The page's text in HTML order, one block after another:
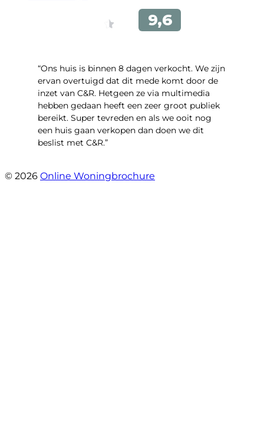
“Ons huis is binnen 8 dagen verkocht. We zijn
ervan overtuigd dat dit mede komt door de
inzet van C&R. Hetgeen ze via multimedia
hebben gedaan heeft een zeer groot publiek
bereikt. Super tevreden en als we ooit nog
een huis gaan verkopen dan doen we dit
beslist met C&R.”
© 2026 Online Woningbrochure